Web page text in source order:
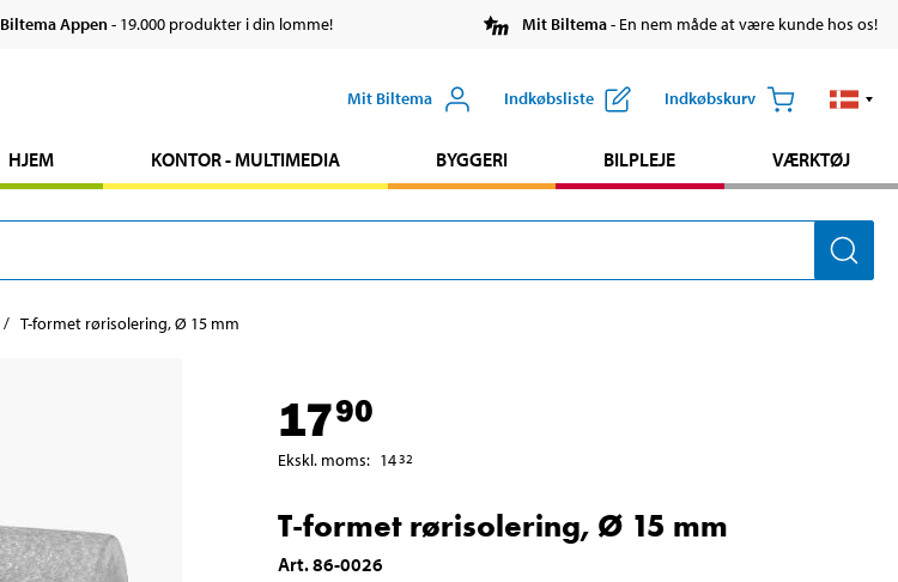
Biltema Appen- 19.000 produkter i din lomme! Mit Biltema- En nem måde at være kunde hos os!
Mit Biltema Indkøbsliste Indkøbskurv
HJEM KONTOR - MULTIMEDIA BYGGERI BILPLEJE VÆRKTØJ
T-formet rørisolering, Ø 15 mm
1790
Ekskl. moms: 1432
T-formet rørisolering, Ø 15 mm
Art.86-0026